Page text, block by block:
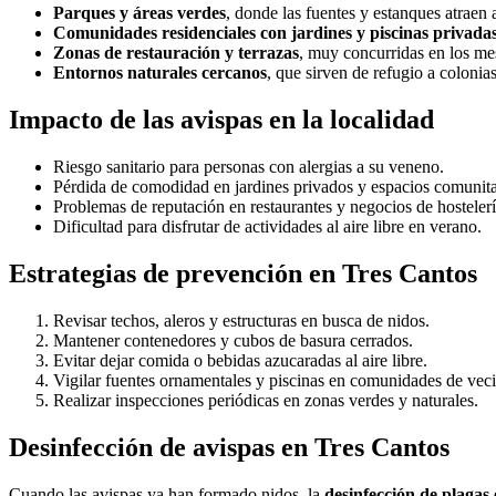
Parques y áreas verdes, donde las fuentes y estanques atraen
Comunidades residenciales con jardines y piscinas
Zonas de restauración y terrazas, muy concurridas en los
Entornos naturales cercanos, que sirven de refugio a
Impacto de las avispas en la localidad
Riesgo sanitario para personas con alergias a su veneno.
Pérdida de comodidad en jardines privados y espacios
Problemas de reputación en restaurantes y negocios de
Dificultad para disfrutar de actividades al aire libre en verano.
Estrategias de prevención en Tres Cantos
Revisar techos, aleros y estructuras en busca de nidos.
Mantener contenedores y cubos de basura cerrados.
Evitar dejar comida o bebidas azucaradas al aire libre.
Vigilar fuentes ornamentales y piscinas en comunidades de
Realizar inspecciones periódicas en zonas verdes y naturales.
Desinfección de avispas en Tres Cantos